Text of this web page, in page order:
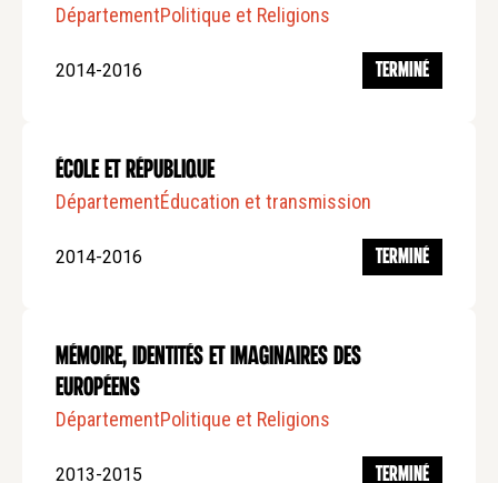
DépartementPolitique et Religions
2014-2016 TERMINÉ
École et République
DépartementÉducation et transmission
2014-2016 TERMINÉ
Mémoire, Identités et Imaginaires des
Européens
DépartementPolitique et Religions
2013-2015 TERMINÉ